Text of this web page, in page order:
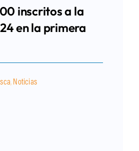
inscritos a la
en la primera
, Noticias